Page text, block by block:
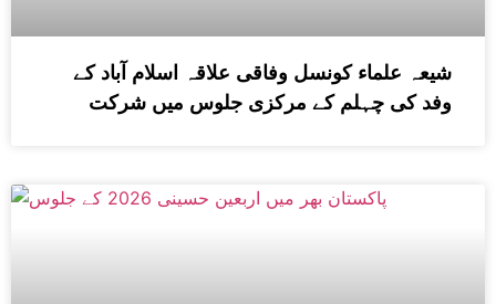
شیعہ علماء کونسل وفاقی علاقہ اسلام آباد کے
وفد کی چہلم کے مرکزی جلوس میں شرکت